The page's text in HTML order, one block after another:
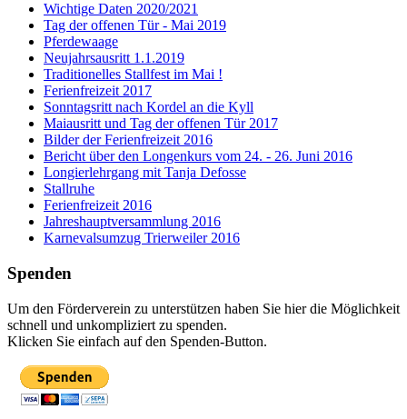
Wichtige Daten 2020/2021
Tag der offenen Tür - Mai 2019
Pferdewaage
Neujahrsausritt 1.1.2019
Traditionelles Stallfest im Mai !
Ferienfreizeit 2017
Sonntagsritt nach Kordel an die Kyll
Maiausritt und Tag der offenen Tür 2017
Bilder der Ferienfreizeit 2016
Bericht über den Longenkurs vom 24. - 26. Juni 2016
Longierlehrgang mit Tanja Defosse
Stallruhe
Ferienfreizeit 2016
Jahreshauptversammlung 2016
Karnevalsumzug Trierweiler 2016
Spenden
Um den Förderverein zu unterstützen haben Sie hier die Möglichkeit
schnell und unkompliziert zu spenden.
Klicken Sie einfach auf den Spenden-Button.